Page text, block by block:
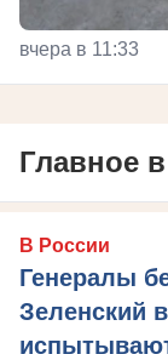
вчера в 11:33
Главное
В России
Генералы
Зеленский